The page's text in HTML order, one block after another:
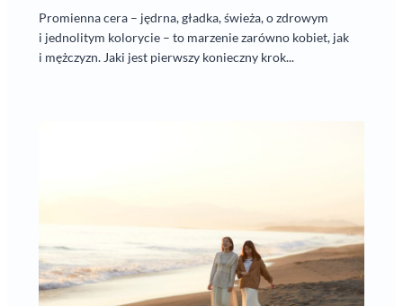
Promienna cera – jędrna, gładka, świeża, o zdrowym
i jednolitym kolorycie – to marzenie zarówno kobiet, jak
i mężczyzn. Jaki jest pierwszy konieczny krok...